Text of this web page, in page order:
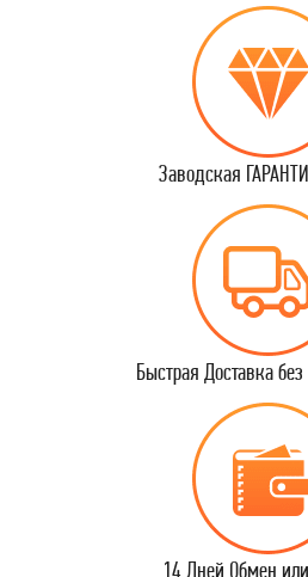
Заводская
Быстрая Доставка
14 Дней Обмен